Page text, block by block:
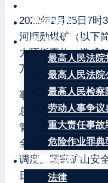
最新发布
案例分享
最高人民法院
最高人民法院
最高人民检察
劳动人事争议
重大责任事故
危险作业罪典
法律法规
法律
2022年2月25日7时
河顺勋煤矿（以下
大顶板事故，造成
万元。
事故发生后，党中
总理刘鹤、国务委
管理部部长黄明，
全监察局局长黄玉
调度。国家矿山安
日率工作组赶赴现